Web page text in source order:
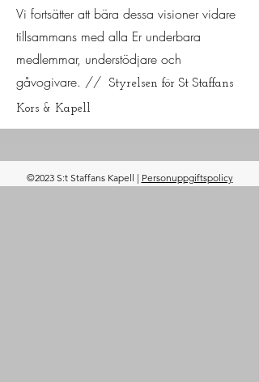
Vi fortsätter att bära dessa visioner vidare
tillsammans med alla Er underbara
medlemmar, understödjare och
gåvogivare. // Styrelsen för St Staffans
Kors & Kapell
©2023 S:t Staffans Kapell | Personuppgiftspolicy